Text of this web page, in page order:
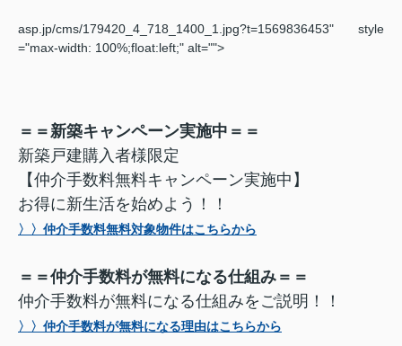
asp.jp/cms/179420_4_718_1400_1.jpg?t=1569836453" style
="max-width: 100%;float:left;" alt="">
＝＝新築キャンペーン実施中＝＝
新築戸建購入者様限定
【仲介手数料無料キャンペーン実施中】
お得に新生活を始めよう！！
〉〉仲介手数料無料対象物件はこちらから
＝＝仲介手数料が無料になる仕組み＝＝
仲介手数料が無料になる仕組みをご説明！！
〉〉仲介手数料が無料になる理由はこちらから